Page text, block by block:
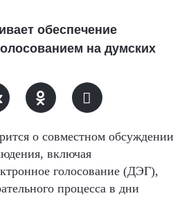
обеспечение
на думских
о совместном обсуждении
включая
голосование (ДЭГ),
процесса в дни